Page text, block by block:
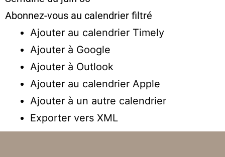
Abonnez-vous au calendrier filtré
Ajouter au calendrier Timely
Ajouter à Google
Ajouter à Outlook
Ajouter au calendrier Apple
Ajouter à un autre calendrier
Exporter vers XML